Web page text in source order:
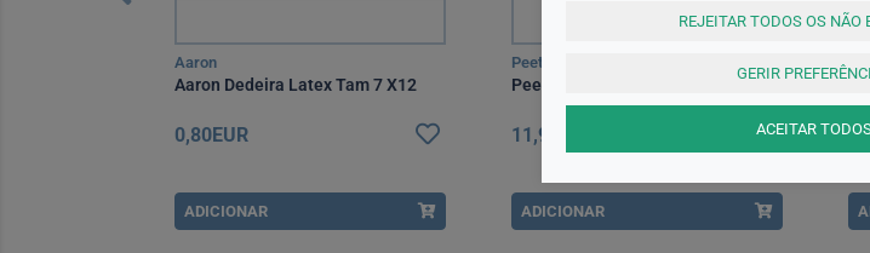
Aaron
Aaron Dedeira Latex Tam 7 X12
0,80EUR
ADICIONAR
Peeth
Peeth Pe Elast N650 T3
11,90EUR
ADICIONAR
REJEITAR TODOS OS NÃO
GERIR
ACEITAR